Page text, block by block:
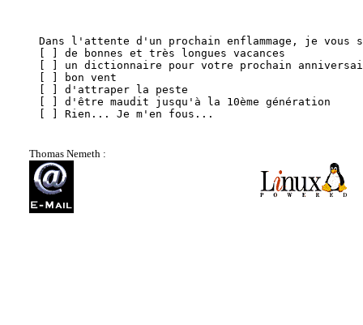
Dans l'attente d'un prochain enflammage, je vous
[ ] de bonnes et très longues vacances
[ ] un dictionnaire pour votre prochain
[ ] bon vent
[ ] d'attraper la peste
[ ] d'être maudit jusqu'à la 10ème génération
[ ] Rien... Je m'en fous...
Thomas Nemeth :